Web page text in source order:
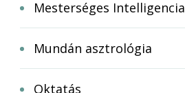
Mesterséges Intelligencia
Mundán asztrológia
Oktatás